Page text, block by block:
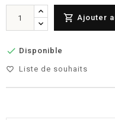
 Ajouter
 Disponible
favorite_border Liste de souhaits